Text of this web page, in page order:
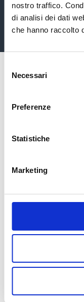
nostro traffico.
di analisi dei dati
che hanno raccolto
delNecessari
Preferenze
Statistiche
Marketing
© Copyright